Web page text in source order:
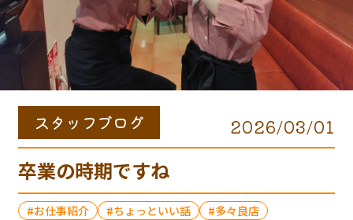
スタッフブログ 2026/03/01
卒業の時期ですね
お仕事紹介 ちょっといい話
多々良店